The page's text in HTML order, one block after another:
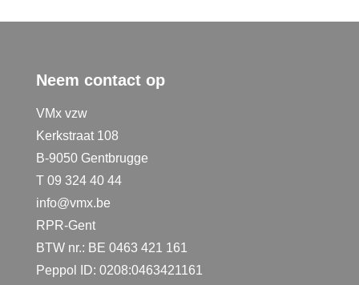
Neem contact op
VMx vzw
Kerkstraat 108
B-9050 Gentbrugge
T 09 324 40 44
info@vmx.be
RPR-Gent
BTW nr.: BE 0463 421 161
Peppol ID: 0208:0463421161